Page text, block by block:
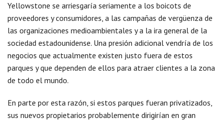
Yellowstone se arriesgaría seriamente a los boicots de
proveedores y consumidores, a las campañas de vergüenza de
las organizaciones medioambientales y a la ira general de la
sociedad estadounidense. Una presión adicional vendría de los
negocios que actualmente existen justo fuera de estos
parques y que dependen de ellos para atraer clientes a la zona
de todo el mundo.
En parte por esta razón, si estos parques fueran privatizados,
sus nuevos propietarios probablemente dirigirían en gran